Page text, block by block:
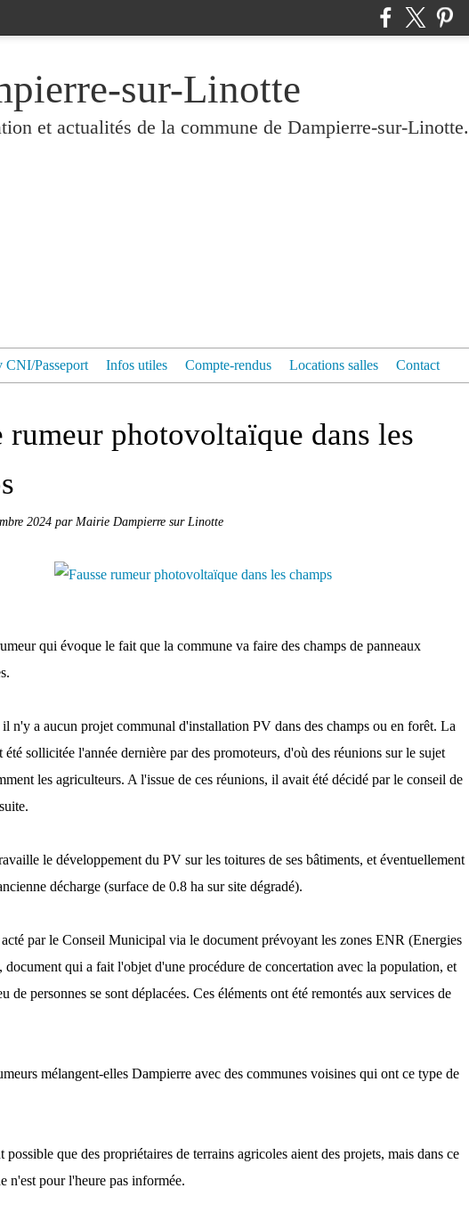
sur-Linotte
et actualités de la commune de Dampierre-sur-Linotte.
CNI/Passeport Infos utiles Compte-rendus Locations salles Contact
rumeur photovoltaïque dans les
2024 par Mairie Dampierre sur Linotte
qui évoque le fait que la commune va faire des champs de panneaux
n'y a aucun projet communal d'installation PV dans des champs ou en forêt. La
été sollicitée l'année dernière par des promoteurs, d'où des réunions sur le sujet
les agriculteurs. A l'issue de ces réunions, il avait été décidé par le conseil de
le développement du PV sur les toitures de ses bâtiments, et éventuellement
décharge (surface de 0.8 ha sur site dégradé).
acté par le Conseil Municipal via le document prévoyant les zones ENR (Energies
document qui a fait l'objet d'une procédure de concertation avec la population, et
de personnes se sont déplacées. Ces éléments ont été remontés aux services de
mélangent-elles Dampierre avec des communes voisines qui ont ce type de
possible que des propriétaires de terrains agricoles aient des projets, mais dans ce
n'est pour l'heure pas informée.